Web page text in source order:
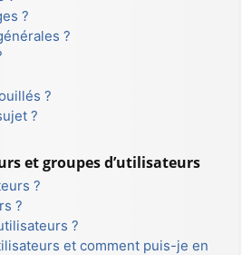
?
?
?
?
et groupes d’utilisateurs
?
?
?
et comment puis-je en